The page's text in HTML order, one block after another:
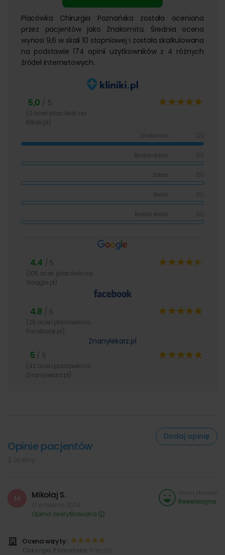
Placówka Chirurgia Poznańska została oceniona
przez pacjentów jako Znakomita. Średnia ocena
wynosi 9,6 w skali 10 stopniowej i została skalkulowana
na podstawie 174 opinii użytkowników z 4 różnych
źródeł internetowych.
5,0 / 5
(2 ocen placówki na
Kliniki.pl)
Znakomita: (2)
Bardzo dobra: (0)
Dobra: (0)
Słaba: (0)
Bardzo słaba: (0)
4.4 / 5
(105 ocen placówki na
Google.pl)
4.8 / 5
(25 ocen placówki na
Facebook.pl)
Znanylekarz.pl
5 / 5
(42 ocen placówki na
Znanylekarz.pl)
Opinie pacjentów
Dodaj opinię
M Mikołaj S.
Opinia zweryfikowana
Rewelacyjna
Ocena wizyty: